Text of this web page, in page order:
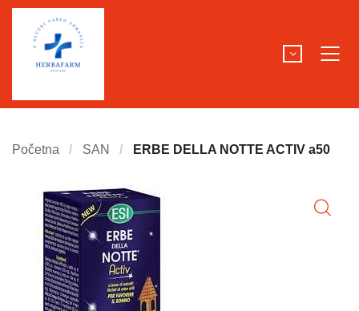
Početna SAN ERBE DELLA NOTTE ACTIV a50